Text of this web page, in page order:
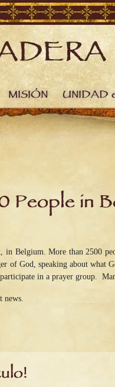
MISIÓN UNIDAD
People in
in Belgium. More than 2500
of God, speaking about
in a prayer group.
news.